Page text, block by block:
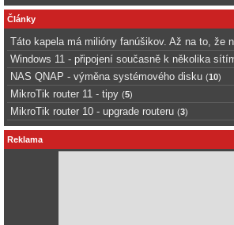
Články
Táto kapela má milióny fanúšikov. Až na to, že
Windows 11 - připojení současně k několika
NAS QNAP - výměna systémového disku (10)
MikroTik router 11 - tipy (5)
MikroTik router 10 - upgrade routeru (3)
Reklama